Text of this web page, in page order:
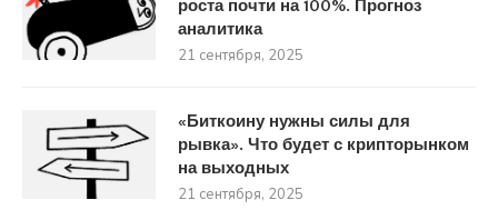
роста почти на 100%. Прогноз
аналитика
21 сентября, 2025
«Биткоину нужны силы для
рывка». Что будет с крипторынком
на выходных
21 сентября, 2025